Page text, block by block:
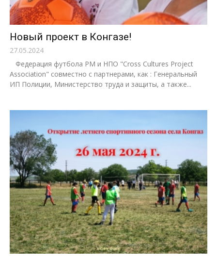
Новый проект в Конгазе!
27.05.2024
Федерация футбола РМ и НПО "Cross Cultures Project
Association" совместно с партнерами, как : Генеральный
ИП Полиции, Министерство труда и защиты, а также...